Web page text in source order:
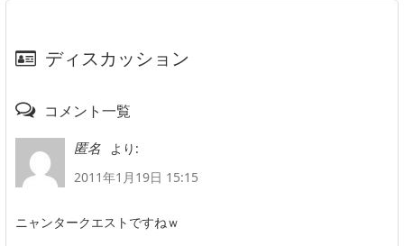
ディスカッション
コメント一覧
匿名
より:
2011年1月19日 15:15
ニャンタークエストですねｗ